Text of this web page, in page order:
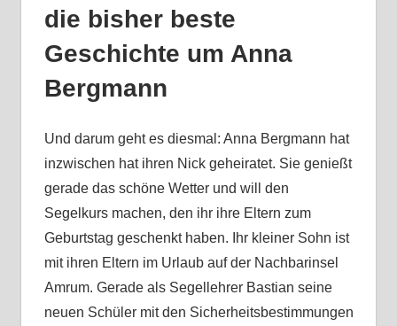
die bisher beste
Geschichte um Anna
Bergmann
Und darum geht es diesmal: Anna Bergmann hat
inzwischen hat ihren Nick geheiratet. Sie genießt
gerade das schöne Wetter und will den
Segelkurs machen, den ihr ihre Eltern zum
Geburtstag geschenkt haben. Ihr kleiner Sohn ist
mit ihren Eltern im Urlaub auf der Nachbarinsel
Amrum. Gerade als Segellehrer Bastian seine
neuen Schüler mit den Sicherheitsbestimmungen